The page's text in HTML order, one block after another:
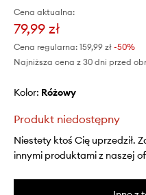
Cena aktualna:
79,99 zł
Cena regularna: 159,99 zł -50%
Najniższa cena z 30 dni przed
Kolor: różowy
Produkt niedostępny
Niestety ktoś Cię uprzedził.
innymi produktami z naszej